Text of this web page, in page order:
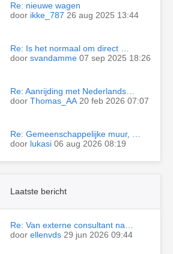
Re: nieuwe wagen
door ikke_787 26 aug 2025 13:44
Re: Is het normaal om direct …
door svandamme 07 sep 2025 18:26
Re: Aanrijding met Nederlands…
door Thomas_AA 20 feb 2026 07:07
Re: Gemeenschappelijke muur, …
door lukasi 06 aug 2026 08:19
Laatste bericht
Re: Van externe consultant na…
door ellenvds 29 jun 2026 09:44